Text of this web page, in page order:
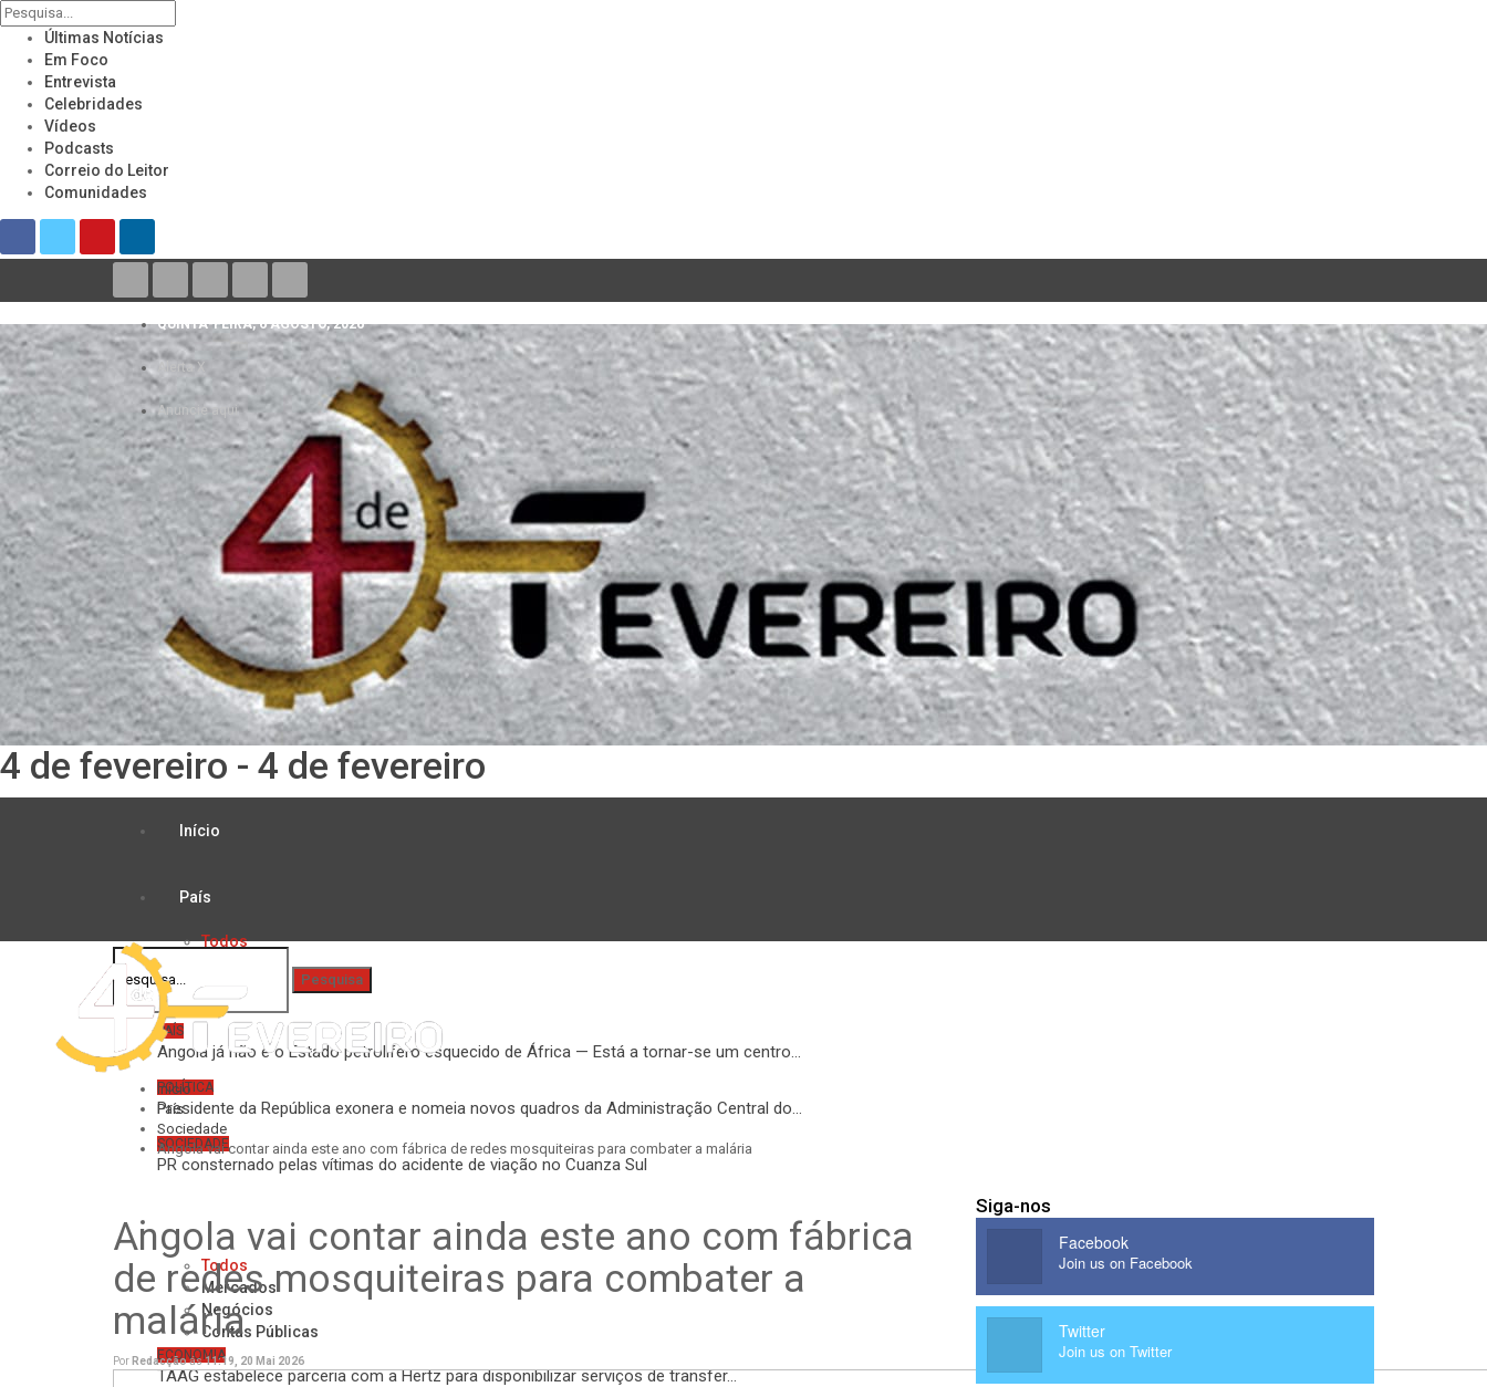
Últimas Notícias
Em Foco
Entrevista
Celebridades
Vídeos
Podcasts
Correio do Leitor
Comunidades
QUINTA-FEIRA, 6 AGOSTO, 2026
Alerta X
Anuncie aqui
4 de fevereiro - 4 de fevereiro
Início
País
Todos
Política
Sociedade
PAÍS
Angola já não é o Estado petrolífero esquecido de África — Está a tornar-se um centro…
POLÍTICA
Presidente da República exonera e nomeia novos quadros da Administração Central do…
SOCIEDADE
PR consternado pelas vítimas do acidente de viação no Cuanza Sul
Economia
Todos
Mercados
Negócios
Contas Públicas
ECONOMIA
TAAG estabelece parceria com a Hertz para disponibilizar serviços de transfer…
Início
País
Sociedade
Angola vai contar ainda este ano com fábrica de redes mosquiteiras para combater a malária
Angola vai contar ainda este ano com fábrica
de redes mosquiteiras para combater a
malária
Por Redacçãoás11:19, 20 Mai 2026
Siga-nos
Facebook
Join us on Facebook
Twitter
Join us on Twitter